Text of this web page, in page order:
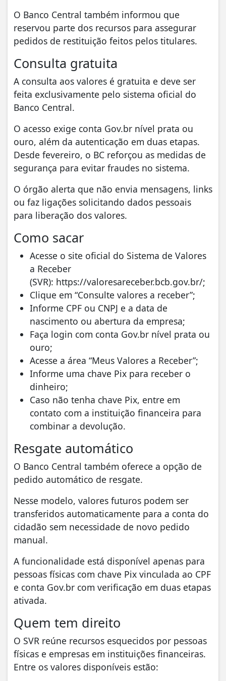
O Banco Central também informou que
reservou parte dos recursos para assegurar
pedidos de restituição feitos pelos titulares.
Consulta gratuita
A consulta aos valores é gratuita e deve ser
feita exclusivamente pelo sistema oficial do
Banco Central.
O acesso exige conta Gov.br nível prata ou
ouro, além da autenticação em duas etapas.
Desde fevereiro, o BC reforçou as medidas de
segurança para evitar fraudes no sistema.
O órgão alerta que não envia mensagens, links
ou faz ligações solicitando dados pessoais
para liberação dos valores.
Como sacar
Acesse o site oficial do Sistema de Valores
a Receber
(SVR): https://valoresareceber.bcb.gov.br/;
Clique em “Consulte valores a receber”;
Informe CPF ou CNPJ e a data de
nascimento ou abertura da empresa;
Faça login com conta Gov.br nível prata ou
ouro;
Acesse a área “Meus Valores a Receber”;
Informe uma chave Pix para receber o
dinheiro;
Caso não tenha chave Pix, entre em
contato com a instituição financeira para
combinar a devolução.
Resgate automático
O Banco Central também oferece a opção de
pedido automático de resgate.
Nesse modelo, valores futuros podem ser
transferidos automaticamente para a conta do
cidadão sem necessidade de novo pedido
manual.
A funcionalidade está disponível apenas para
pessoas físicas com chave Pix vinculada ao CPF
e conta Gov.br com verificação em duas etapas
ativada.
Quem tem direito
O SVR reúne recursos esquecidos por pessoas
físicas e empresas em instituições financeiras.
Entre os valores disponíveis estão: